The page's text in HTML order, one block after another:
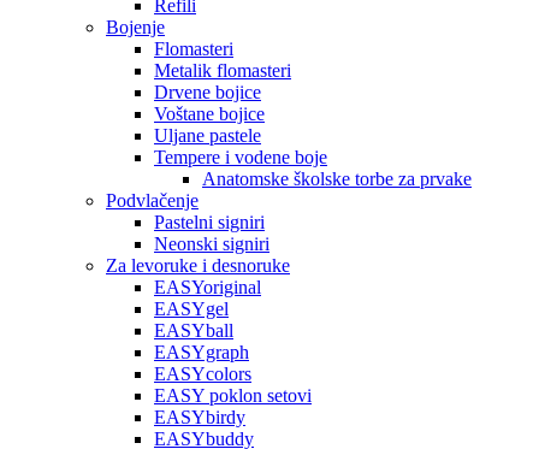
Refili
Bojenje
Flomasteri
Metalik flomasteri
Drvene bojice
Voštane bojice
Uljane pastele
Tempere i vodene boje
Anatomske školske torbe za prvake
Podvlačenje
Pastelni signiri
Neonski signiri
Za levoruke i desnoruke
EASYoriginal
EASYgel
EASYball
EASYgraph
EASYcolors
EASY poklon setovi
EASYbirdy
EASYbuddy